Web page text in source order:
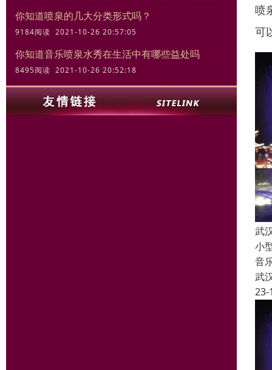
你知道喷泉的几大分类形式吗？
9184阅读 2021-10-26 20:57:05
你知道音乐喷泉水秀在生活中有哪些益处吗
8495阅读 2021-10-26 20:52:18
喷
可
武
小
音
武
23-